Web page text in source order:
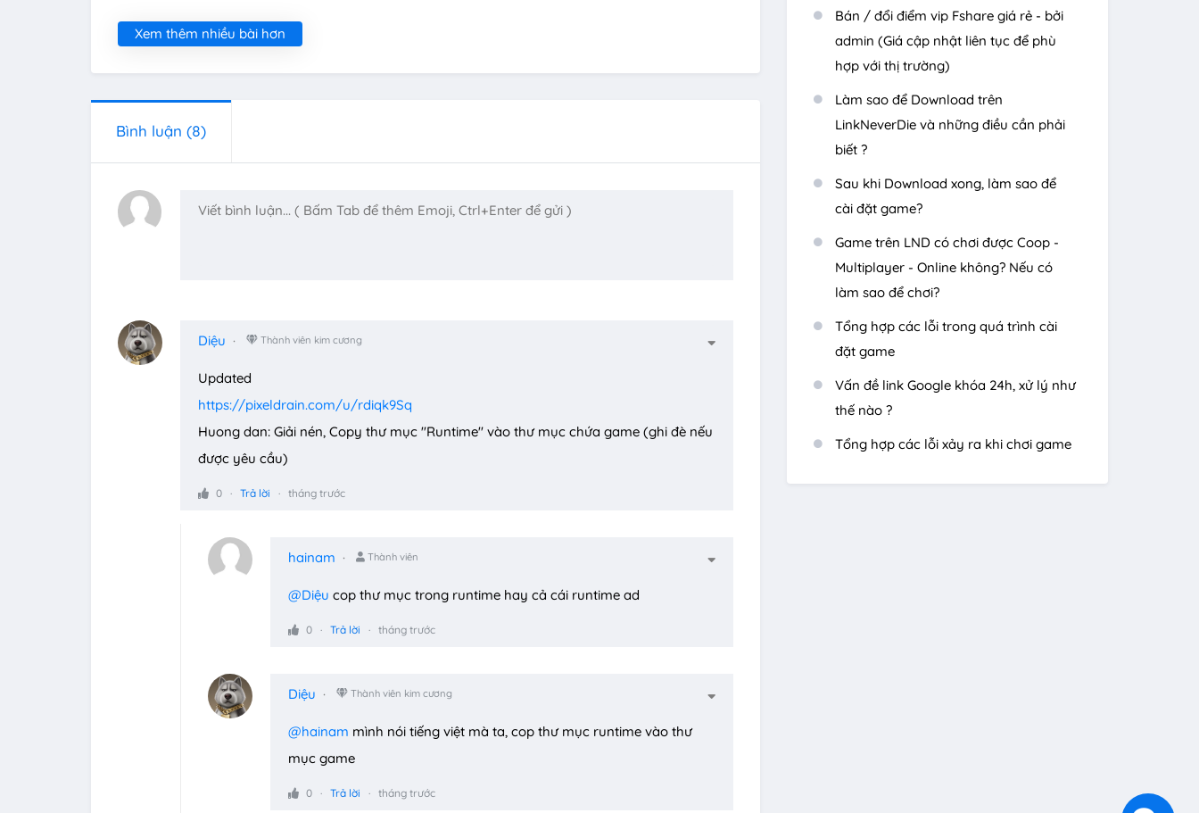
Xem thêm nhiều bài hơn
Bình luận (8)
Diệu Thành viên kim cương
Updated
https://pixeldrain.com/u/rdiqk9Sq
Huong dan: Giải nén, Copy thư mục "Runtime" vào thư mục chứa game (ghi đè nếu
được yêu cầu)
0 Trả lời tháng trước
hainam Thành viên
@Diệu cop thư mục trong runtime hay cả cái runtime ad
0 Trả lời tháng trước
Diệu Thành viên kim cương
@hainam mình nói tiếng việt mà ta, cop thư mục runtime vào thư
mục game
0 Trả lời tháng trước
Bán / đổi điểm vip Fshare giá rẻ - bởi
admin (Giá cập nhật liên tục để phù
hợp với thị trường)
Làm sao để Download trên
LinkNeverDie và những điều cần phải
biết ?
Sau khi Download xong, làm sao để
cài đặt game?
Game trên LND có chơi được Coop -
Multiplayer - Online không? Nếu có
làm sao để chơi?
Tổng hợp các lỗi trong quá trình cài
đặt game
Vấn đề link Google khóa 24h, xử lý như
thế nào ?
Tổng hợp các lỗi xảy ra khi chơi game